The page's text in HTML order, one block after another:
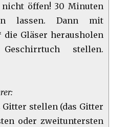
nicht öffen! 30 Minuten
lassen. Dann mit
die Gläser herausholen
stellen.
Gitter stellen (das Gitter
oder zweituntersten